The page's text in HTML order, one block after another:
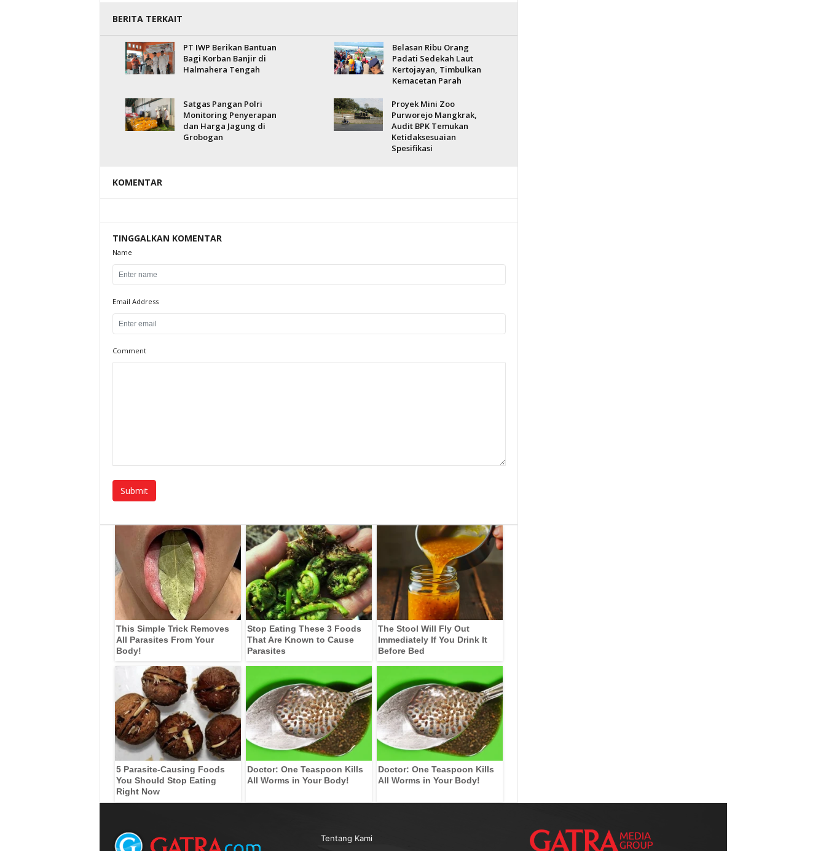
BERITA TERKAIT
PT IWP Berikan Bantuan
Bagi Korban Banjir di
Halmahera Tengah
Belasan Ribu Orang
Padati Sedekah Laut
Kertojayan, Timbulkan
Kemacetan Parah
Satgas Pangan Polri
Monitoring Penyerapan
dan Harga Jagung di
Grobogan
Proyek Mini Zoo
Purworejo Mangkrak,
Audit BPK Temukan
Ketidaksesuaian
Spesifikasi
KOMENTAR
TINGGALKAN KOMENTAR
Name
Email Address
Comment
This Simple Trick Removes
All Parasites From Your
Body!
Stop Eating These 3 Foods
That Are Known to Cause
Parasites
The Stool Will Fly Out
Immediately If You Drink It
Before Bed
5 Parasite-Causing Foods
You Should Stop Eating
Right Now
Doctor: One Teaspoon Kills
All Worms in Your Body!
Doctor: One Teaspoon Kills
All Worms in Your Body!
Tentang Kami